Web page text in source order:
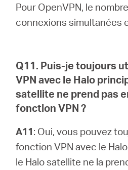
Pour OpenVPN, le
connexions simultanées
Q11. Puis-je toujours
VPN avec le Halo
satellite ne prend pas
fonction VPN ?
A11: Oui, vous pouvez
fonction VPN avec le
le Halo satellite ne la